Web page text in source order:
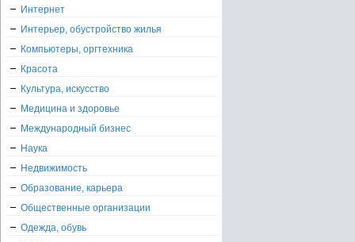
Интернет
Интерьер, обустройство жилья
Компьютеры, оргтехника
Красота
Культура, искусство
Медицина и здоровье
Международный бизнес
Наука
Недвижимость
Образование, карьера
Общественные организации
Одежда, обувь